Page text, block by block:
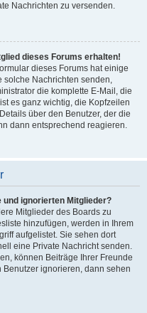
Nachrichten zu versenden.
dieses Forums erhalten!
dieses Forums hat einige
solche Nachrichten senden,
die komplette E-Mail, die
es ganz wichtig, die Kopfzeilen
über den Benutzer, der die
dann entsprechend reagieren.
und ignorierten Mitglieder?
Mitglieder des Boards zu
hinzufügen, werden in Ihrem
aufgelistet. Sie sehen dort
eine Private Nachricht senden.
können Beiträge Ihrer Freunde
ignorieren, dann sehen